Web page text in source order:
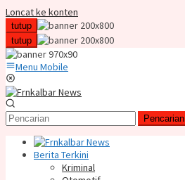
Loncat ke konten
tutup
tutup
Menu Mobile
Pencarian
Berita Terkini
Kriminal